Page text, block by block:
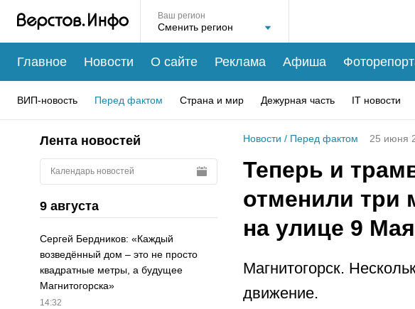
Ваш регион
Главное Новости О сайте Реклама Афиша
ВИП-новость Перед фактом Страна и мир Дежурная часть IT новости
Лента новостей
Календарь новостей
9 августа
Сергей Бердников: «Каждый
возведённый дом – это не просто
квадратные метры, а будущее
Магнитогорска»
14:32
Новости / Перед фактом 25 июня
Теперь и
отменили три
на улице 9 Мая
Магнитогорск.
движение.